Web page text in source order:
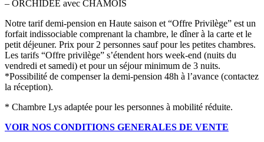
– ORCHIDEE avec CHAMOIS
Notre tarif demi-pension en Haute saison et “Offre Privilège” est un
forfait indissociable comprenant la chambre, le dîner à la carte et le
petit déjeuner. Prix pour 2 personnes sauf pour les petites chambres.
Les tarifs “Offre privilège” s’étendent hors week-end (nuits du
vendredi et samedi) et pour un séjour minimum de 3 nuits.
*Possibilité de compenser la demi-pension 48h à l’avance (contactez
la réception).
* Chambre Lys adaptée pour les personnes à mobilité réduite.
VOIR NOS CONDITIONS GENERALES DE VENTE